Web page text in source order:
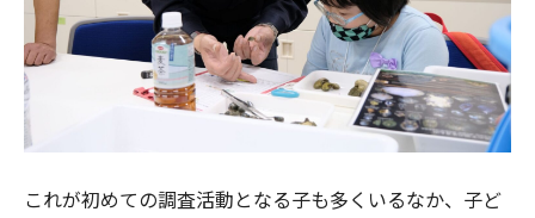
これが初めての調査活動となる子も多くいるなか、子ど